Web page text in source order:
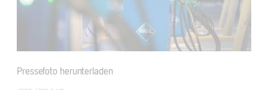
Pressefoto herunterladen